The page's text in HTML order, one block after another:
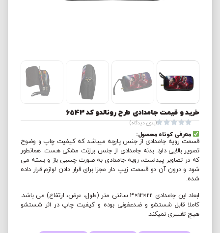
خرید و قیمت جامدادی طرح رونالدو کد 6543




(بدون دیدگاه)
معرفی کوتاه محصول:
قسمت رویه جامدادی از جنس پارچه میباشد که کیفیت چاپ و وضوح
تصویر بالایی دارد. بدنه جامدادی از جنس برزنت مشکی هست. همانطور
که در تصاویر پیداست، رویه جامدادی به صورت چسبی باز و بسته می
شود و درون آن دو قسمت زیپ دار مجزا برای قرار دادن لوازم قرار داده
شده.
ابعاد این جامدادی 22×12×3 سانتی متر (طول، عرض، ارتفاع) می باشد.
کاملا قابل شستشو و ضدعفونی بوده و کیفیت چاپ در اثر شستشو
هیچ تغییری نمیکند.